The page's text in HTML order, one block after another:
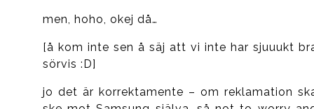
men, hoho, okej då…
[å kom inte sen å säj att vi inte har sjuuukt
sörvis :D]
jo det är korrektamente – om reklamation